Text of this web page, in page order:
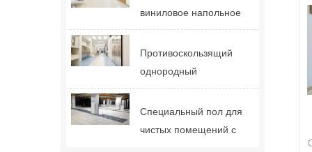
виниловое напольное
покрытие Relle Tulip
Противоскользящий
однородный
виниловый пол Relle
для больницы
Специальный пол для
чистых помещений с